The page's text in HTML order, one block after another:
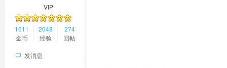
VIP
1611
金币
2048
经验
274
回帖
发消息